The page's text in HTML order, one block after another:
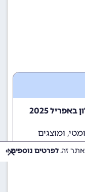
שערי האל סלבדור קולון באפריל 2025
ומוצגים
לפרטים נוספים »